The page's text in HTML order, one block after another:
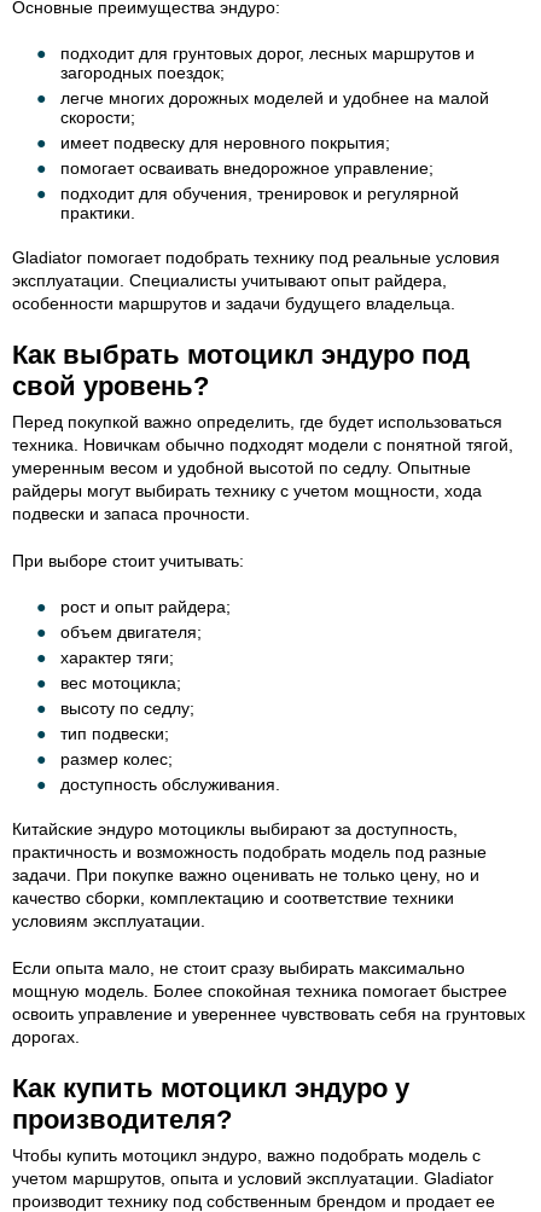
Основные преимущества эндуро:
подходит для грунтовых дорог, лесных маршрутов и
загородных поездок;
легче многих дорожных моделей и удобнее на малой
скорости;
имеет подвеску для неровного покрытия;
помогает осваивать внедорожное управление;
подходит для обучения, тренировок и регулярной
практики.
Gladiator помогает подобрать технику под реальные условия
эксплуатации. Специалисты учитывают опыт райдера,
особенности маршрутов и задачи будущего владельца.
Как выбрать мотоцикл эндуро под
свой уровень?
Перед покупкой важно определить, где будет использоваться
техника. Новичкам обычно подходят модели с понятной тягой,
умеренным весом и удобной высотой по седлу. Опытные
райдеры могут выбирать технику с учетом мощности, хода
подвески и запаса прочности.
При выборе стоит учитывать:
рост и опыт райдера;
объем двигателя;
характер тяги;
вес мотоцикла;
высоту по седлу;
тип подвески;
размер колес;
доступность обслуживания.
Китайские эндуро мотоциклы выбирают за доступность,
практичность и возможность подобрать модель под разные
задачи. При покупке важно оценивать не только цену, но и
качество сборки, комплектацию и соответствие техники
условиям эксплуатации.
Если опыта мало, не стоит сразу выбирать максимально
мощную модель. Более спокойная техника помогает быстрее
освоить управление и увереннее чувствовать себя на грунтовых
дорогах.
Как купить мотоцикл эндуро у
производителя?
Чтобы купить мотоцикл эндуро, важно подобрать модель с
учетом маршрутов, опыта и условий эксплуатации. Gladiator
производит технику под собственным брендом и продает ее